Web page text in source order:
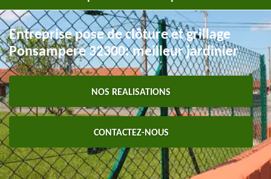
Entreprise pose de clôture et grillage
Ponsampere 32300: meilleur jardinier
NOS REALISATIONS
CONTACTEZ-NOUS